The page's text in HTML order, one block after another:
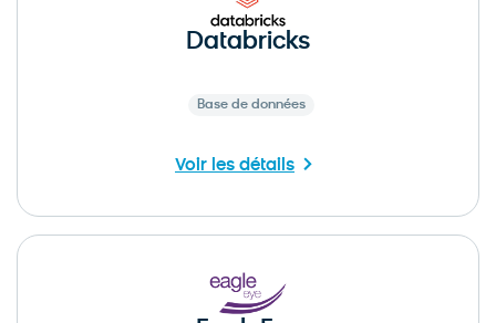
Databricks
Base de données
Voir les détails